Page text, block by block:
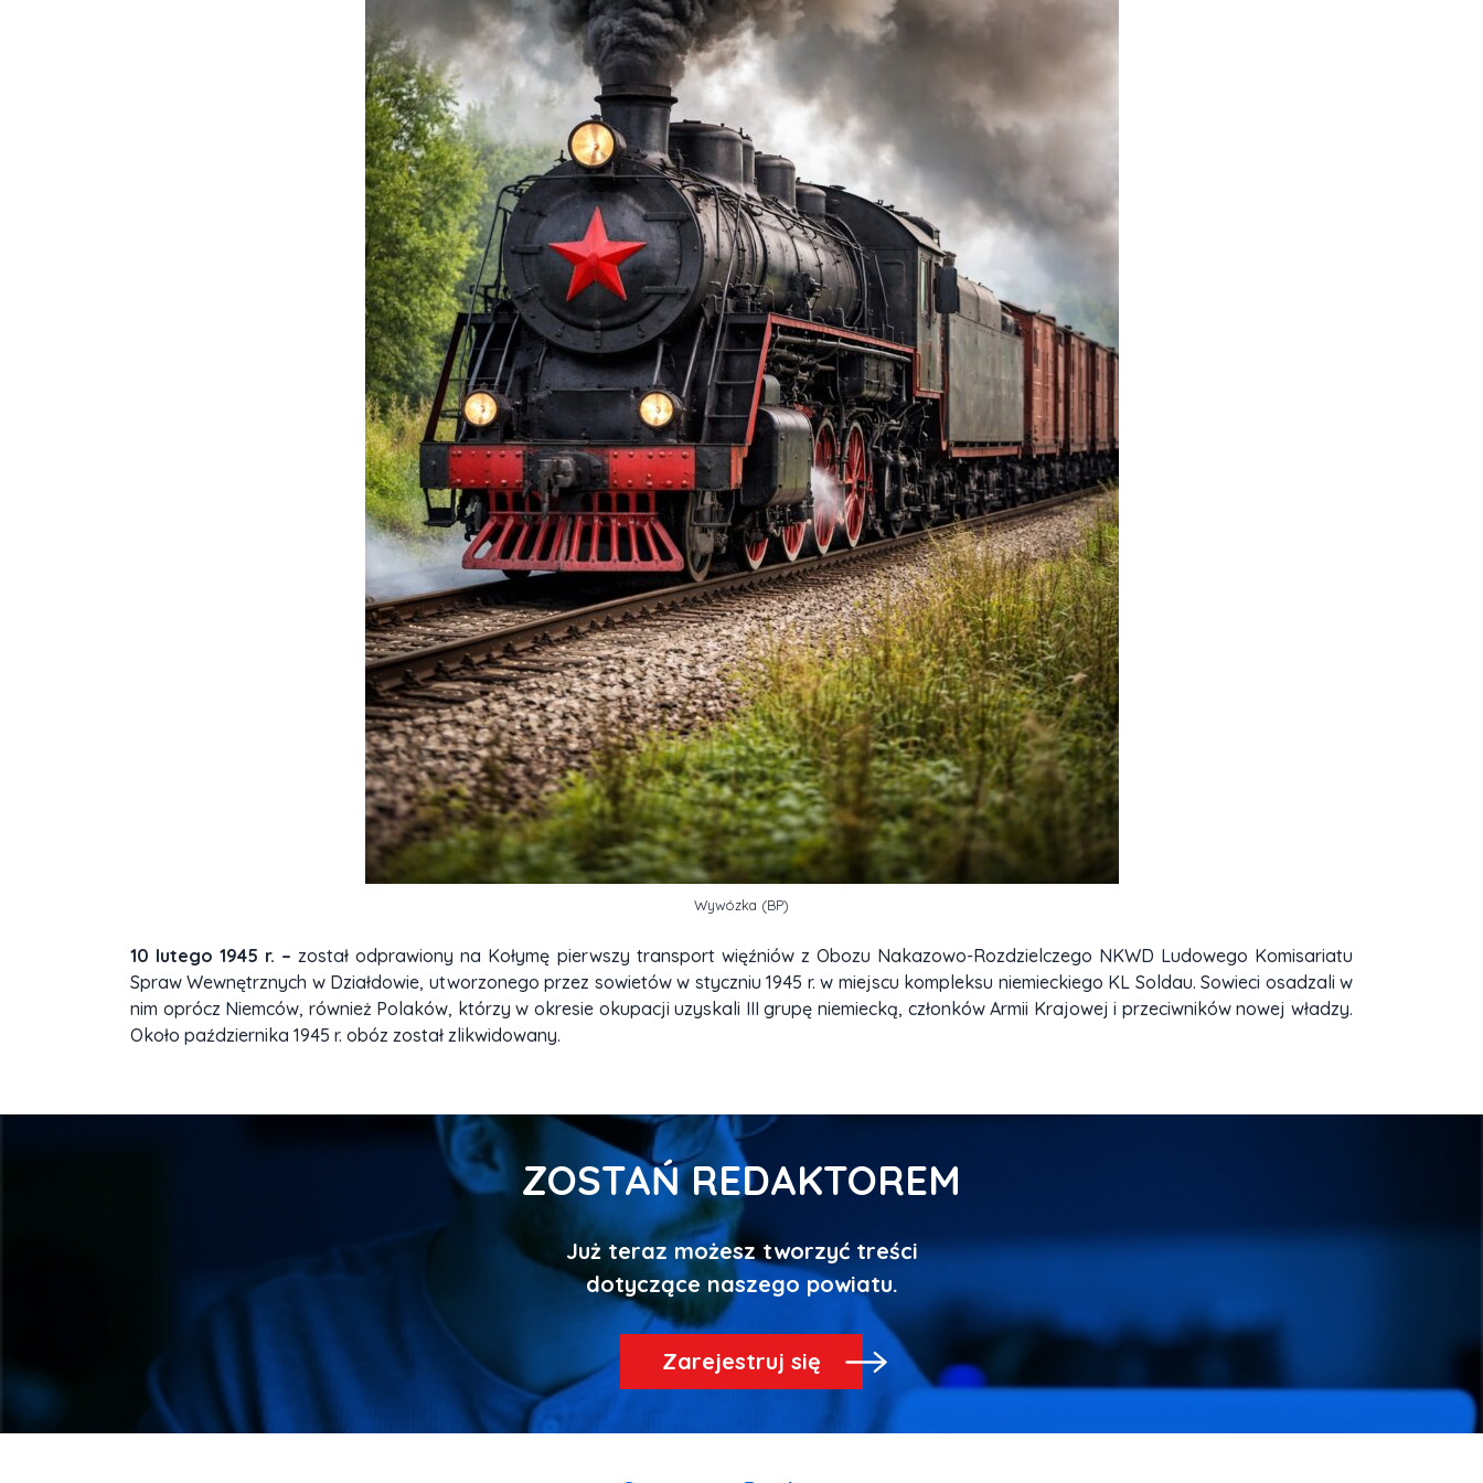
Wywózka (BP)
10 lutego 1945 r. –został odprawiony na Kołymę pierwszy transport więźniów z Obozu Nakazowo-Rozdzielczego NKWD Ludowego Komisariatu
Spraw Wewnętrznych w Działdowie, utworzonego przez sowietów w styczniu 1945 r. w miejscu kompleksu niemieckiego KL Soldau. Sowieci osadzali w
nim oprócz Niemców, również Polaków, którzy w okresie okupacji uzyskali III grupę niemiecką, członków Armii Krajowej i przeciwników nowej władzy.
Około października 1945 r. obóz został zlikwidowany.
ZOSTAŃ REDAKTOREM
Już teraz możesz tworzyć treści
Zarejestruj się